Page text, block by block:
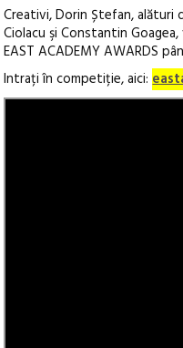
Creativi, Dorin Ștefan, alături
Ciolacu şi Constantin
EAST ACADEMY AWARDS
Intrați în competiție, aici: